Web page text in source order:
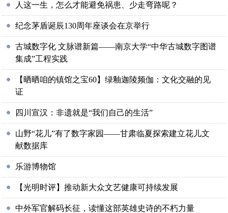
人这一生，怎么才能避免祸患、少走弯路呢？
纪念茅盾诞辰130周年座谈会在京举行
古城数字化 文脉谱新篇——南京大学“中华古城数字图谱
集成”工程实践
【晒晒咱的镇馆之宝60】绿釉迦陵频伽：文化交融的见
证
四川宣汉：非遗就是“我们自己的生活”
山野“花儿”有了数字家园——甘肃临夏探索建立花儿文
献数据库
乐游博物馆
【光明时评】推动新大众文艺健康可持续发展
中外军官解码长征，读懂这部英雄史诗的不朽力量